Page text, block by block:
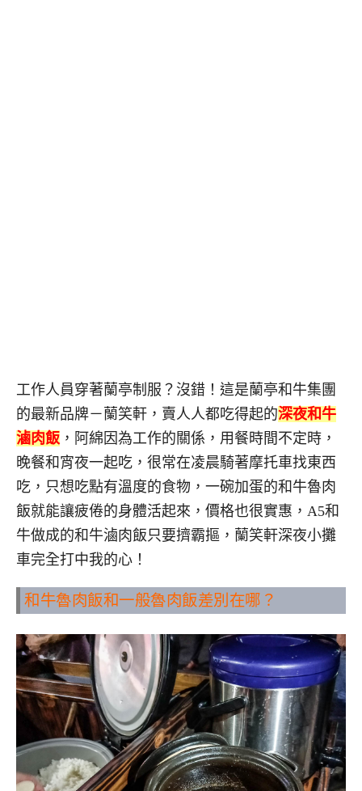
工作人員穿著蘭亭制服？沒錯！這是蘭亭和牛集團
的最新品牌－蘭笑軒，賣人人都吃得起的深夜和牛
滷肉飯 ，阿綿 因為工作的關係，用餐時間不定時，
晚餐和宵夜一起吃，很常在凌晨騎著摩托車找東西
吃，只想吃點有溫度的食物，一碗加蛋的和牛魯肉
飯就能讓疲倦的身體活起來，價格也很實惠，A5和
牛做成的和牛滷肉飯只要擠霸摳，蘭笑軒深夜小攤
車完全打中我的心！
和牛魯肉飯和一般魯肉飯差別在哪？